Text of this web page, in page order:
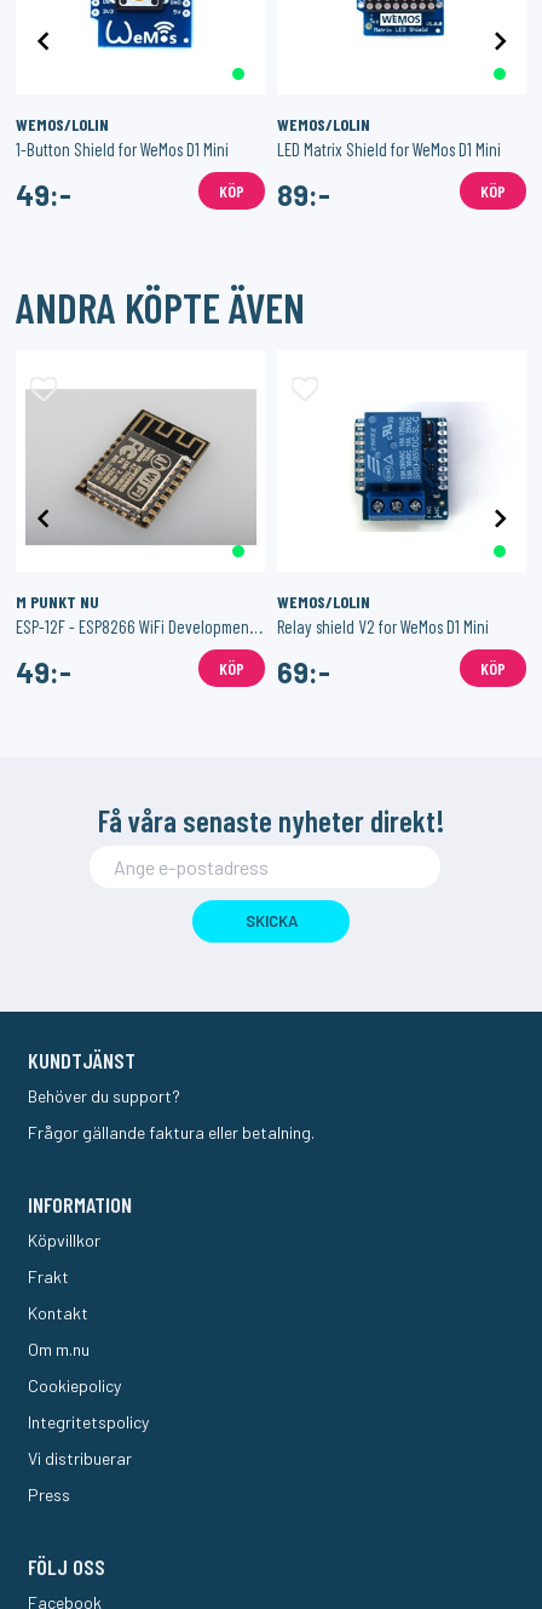
WEMOS/LOLIN
1-Button Shield for WeMos D1 Mini
49:- KÖP
WEMOS/LOLIN
LED Matrix Shield for WeMos D1 Mini
89:- KÖP
ANDRA KÖPTE ÄVEN
M PUNKT NU
ESP-12F - ESP8266 WiFi Development Board
49:- KÖP
WEMOS/LOLIN
Relay shield V2 for WeMos D1 Mini
69:- KÖP
Få våra senaste nyheter direkt!
SKICKA
KUNDTJÄNST
Behöver du support?
Frågor gällande faktura eller betalning.
INFORMATION
Köpvillkor
Frakt
Kontakt
Om m.nu
Cookiepolicy
Integritetspolicy
Vi distribuerar
Press
FÖLJ OSS
Facebook